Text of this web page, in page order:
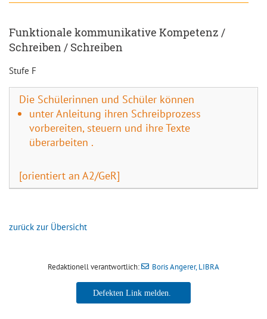
Funktionale kommunikative Kompetenz /
Schreiben / Schreiben
Stufe F
Die Schülerinnen und Schüler können
unter Anleitung ihren Schreibprozess
vorbereiten, steuern und ihre Texte
überarbeiten .
[orientiert an A2/GeR]
zurück zur Übersicht
Redaktionell verantwortlich: Boris Angerer, LIBRA
Boris Angerer, LIBRA